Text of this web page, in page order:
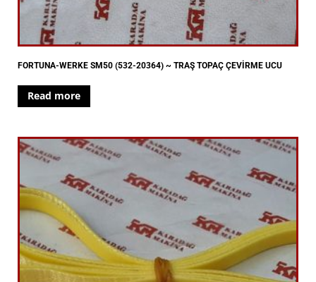
FORTUNA-WERKE SM50 (532-20364) ~ TRAŞ TOPAÇ ÇEVİRME UCU
Read more